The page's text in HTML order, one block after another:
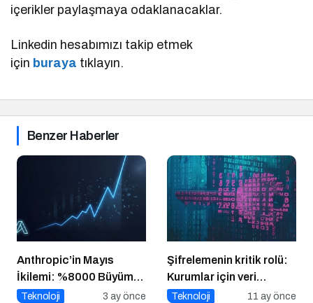
içerikler paylaşmaya odaklanacaklar.
Linkedin hesabımızı takip etmek
için buraya tıklayın.
Benzer Haberler
Anthropic’in Mayıs
İkilemi: %8000 Büyüme
+ Kendini Geliştiren
Teknoloji 3 ay önce
Şifrelemenin kritik rolü:
Kurumlar için veri
güvenliğinin temel
Teknoloji 11 ay önce